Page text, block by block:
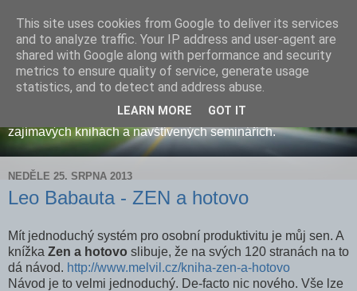
Jiří HERINEK: ryba v síti
Baví mě rozjíždět nové projekty a projektový management.
Důvěrně znám univerzitní prostředí i svět začínajících
podnikatelů. Na blog publikuji občasné postřehy, info o
zajímavých knihách a navštívených seminářích.
NEDĚLE 25. SRPNA 2013
Leo Babauta - ZEN a hotovo
Mít jednoduchý systém pro osobní produktivitu je můj sen. A
knížka Zen a hotovo slibuje, že na svých 120 stranách na to
dá návod. http://www.melvil.cz/kniha-zen-a-hotovo
Návod je to velmi jednoduchý. De-facto nic nového. Vše lze
This site uses cookies from Google to deliver its services
and to analyze traffic. Your IP address and user-agent are
shared with Google along with performance and security
metrics to ensure quality of service, generate usage
statistics, and to detect and address abuse.
LEARN MORE GOT IT